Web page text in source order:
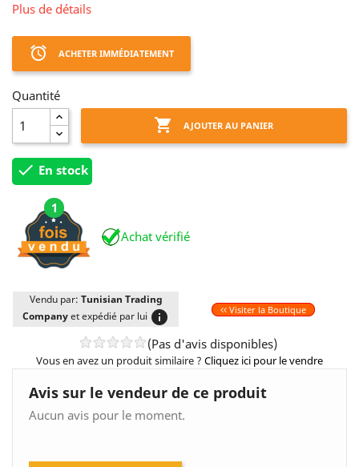
Plus de détails
access_alarm ACHETER IMMÉDIATEMENT
Quantité
 AJOUTER AU PANIER
 En stock
1
Achat vérifié
Vendu par: Tunisian Trading
Companyet expédié par lui info Visiter la Boutique
(Pas d'avis disponibles)
Vous en avez un produit similaire ? Cliquez ici pour le vendre
Avis sur le vendeur de ce produit
Aucun avis pour le moment.